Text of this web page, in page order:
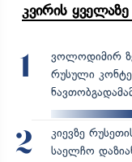
კვირის
1
ვოლოდიმირ
რუსული
2
კიევზე
საელჩო